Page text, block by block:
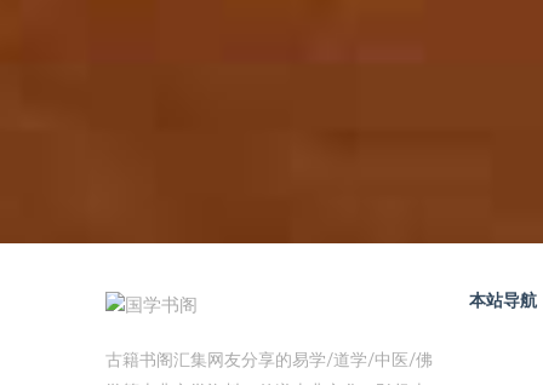
古籍书阁汇集网友分享的易学/道学/中医/佛
本站导航